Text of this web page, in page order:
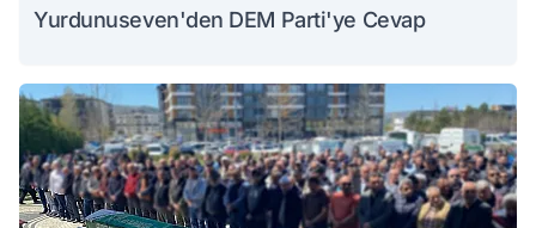
Yurdunuseven'den DEM Parti'ye Cevap